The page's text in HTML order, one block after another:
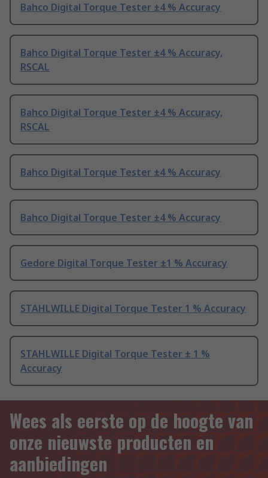
Bahco Digital Torque Tester ±4 % Accuracy
Bahco Digital Torque Tester ±4 % Accuracy,
RSCAL
Bahco Digital Torque Tester ±4 % Accuracy,
RSCAL
Bahco Digital Torque Tester ±4 % Accuracy
Bahco Digital Torque Tester ±4 % Accuracy
Gedore Digital Torque Tester ±1 % Accuracy
STAHLWILLE Digital Torque Tester 1 % Accuracy
STAHLWILLE Digital Torque Tester ± 1 %
Accuracy
Wees als eerste op de hoogte van
onze nieuwste producten en
aanbiedingen